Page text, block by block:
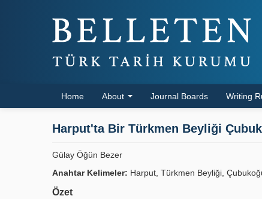
Home About Journal Boards Writing
Harput'ta Bir Türkmen Beyliği
Gülay Öğün Bezer
Anahtar Kelimeler: Harput, Türkmen Beyliği,
Özet